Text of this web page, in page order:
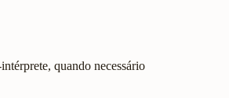
quando necessário